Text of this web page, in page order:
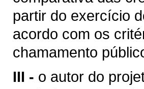
partir do exercício
acordo com os
chamamento
III - o autor do